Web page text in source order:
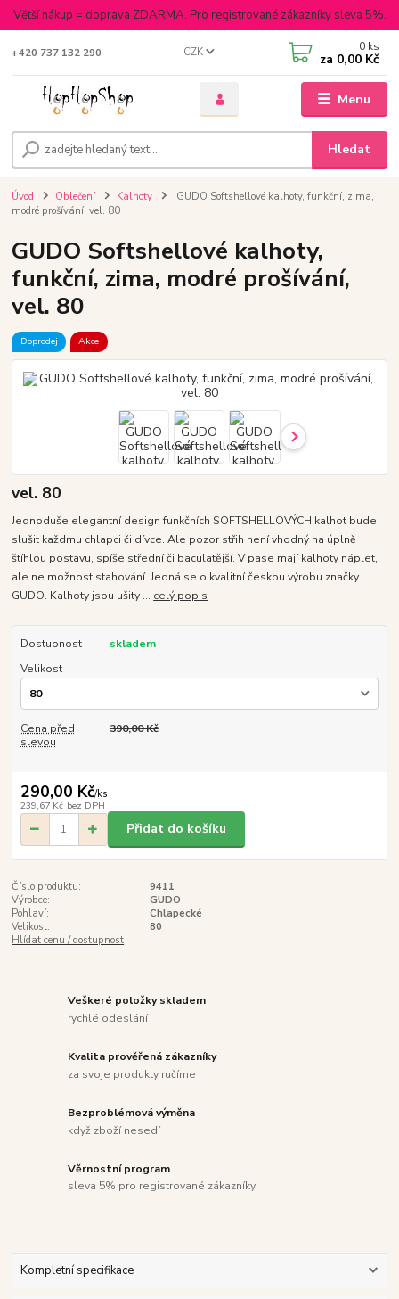
Větší nákup = doprava ZDARMA. Pro registrované zákazníky sleva 5%.
Menu
CZK
Hledat
+420 737 132 290 0 ks
za 0,00 Kč
Úvod Oblečení Kalhoty
GUDO Softshellové kalhoty, funkční, zima,
modré prošívání, vel. 80
GUDO Softshellové kalhoty,
funkční, zima, modré prošívání,
vel. 80
Doprodej Akce
vel. 80
Jednoduše elegantní design funkčních SOFTSHELLOVÝCH kalhot bude
slušit každmu chlapci či dívce. Ale pozor střih není vhodný na úplně
štíhlou postavu, spíše střední či baculatější. V pase mají kalhoty náplet,
ale ne možnost stahování. Jedná se o kvalitní českou výrobu značky
GUDO. Kalhoty jsou ušity ... celý popis
Dostupnost
skladem
Velikost
Cena před
slevou
390,00 Kč
290,00 Kč/ks
239,67 Kč bez DPH
Přidat do košíku
Číslo produktu:
9411
Výrobce:
GUDO
Pohlaví:
Chlapecké
Velikost:
80
Hlídat cenu / dostupnost
Veškeré položky skladem
rychlé odeslání
Kvalita prověřená zákazníky
za svoje produkty ručíme
Bezproblémová výměna
když zboží nesedí
Věrnostní program
sleva 5% pro registrované zákazníky
Kompletní specifikace